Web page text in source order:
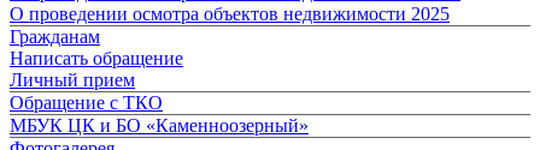
О проведении осмотра объектов недвижимости 2025
Гражданам
Написать обращение
Личный прием
Обращение с ТКО
МБУК ЦК и БО «Каменноозерный»